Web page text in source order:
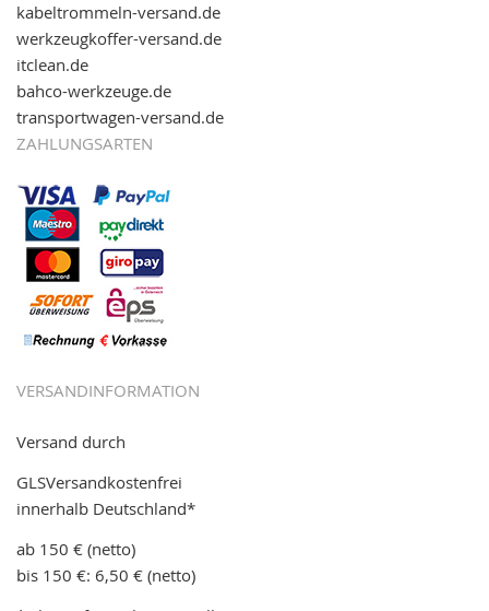
kabeltrommeln-versand.de
werkzeugkoffer-versand.de
itclean.de
bahco-werkzeuge.de
transportwagen-versand.de
ZAHLUNGSARTEN
VERSANDINFORMATION
Versand durch
GLSVersandkostenfrei
innerhalb Deutschland*
ab 150 € (netto)
bis 150 €: 6,50 € (netto)